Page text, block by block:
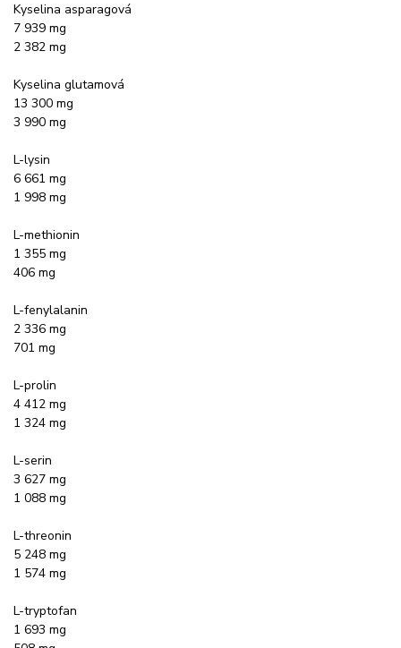
Kyselina asparagová
7 939 mg
2 382 mg
Kyselina glutamová
13 300 mg
3 990 mg
L-lysin
6 661 mg
1 998 mg
L-methionin
1 355 mg
406 mg
L-fenylalanin
2 336 mg
701 mg
L-prolin
4 412 mg
1 324 mg
L-serin
3 627 mg
1 088 mg
L-threonin
5 248 mg
1 574 mg
L-tryptofan
1 693 mg